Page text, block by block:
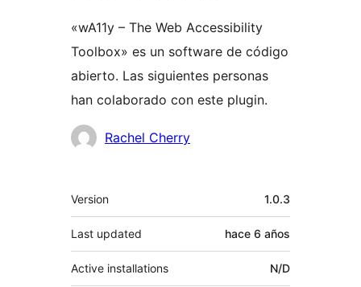
«wA11y – The Web Accessibility
Toolbox» es un software de código
abierto. Las siguientes personas
han colaborado con este plugin.
Colaboradores
Rachel Cherry
Meta
Version 1.0.3
Last updated hace 6 años
Active installations N/D